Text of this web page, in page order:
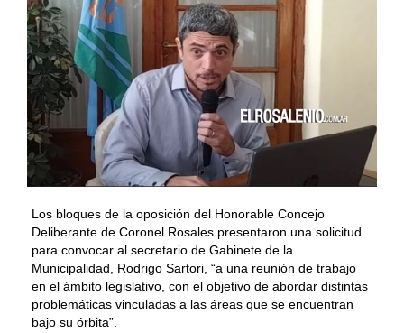
Los bloques de la oposición del Honorable Concejo
Deliberante de Coronel Rosales presentaron una solicitud
para convocar al secretario de Gabinete de la
Municipalidad, Rodrigo Sartori, “a una reunión de trabajo
en el ámbito legislativo, con el objetivo de abordar distintas
problemáticas vinculadas a las áreas que se encuentran
bajo su órbita”.